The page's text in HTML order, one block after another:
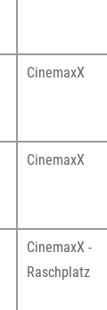
CinemaxX
CinemaxX
CinemaxX -
Raschplatz